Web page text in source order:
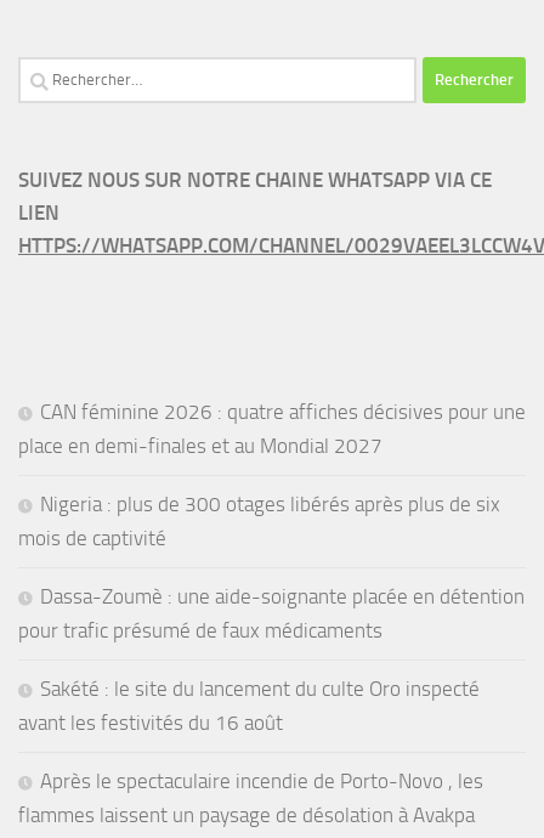
Rechercher :
SUIVEZ NOUS SUR NOTRE CHAINE WHATSAPP VIA CE
LIEN
HTTPS://WHATSAPP.COM/CHANNEL/
CAN féminine 2026 : quatre affiches décisives pour une
place en demi-finales et au Mondial 2027
Nigeria : plus de 300 otages libérés après plus de six
mois de captivité
Dassa-Zoumè : une aide-soignante placée en détention
pour trafic présumé de faux médicaments
Sakété : le site du lancement du culte Oro inspecté
avant les festivités du 16 août
Après le spectaculaire incendie de Porto-Novo , les
flammes laissent un paysage de désolation à Avakpa